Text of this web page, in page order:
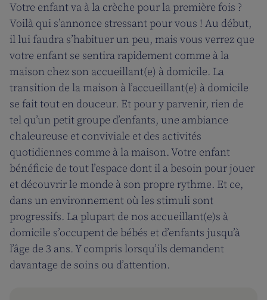
Votre enfant va à la crèche pour la première fois ?
Voilà qui s’annonce stressant pour vous ! Au début,
il lui faudra s’habituer un peu, mais vous verrez que
votre enfant se sentira rapidement comme à la
maison chez son accueillant(e) à domicile. La
transition de la maison à l’accueillant(e) à domicile
se fait tout en douceur. Et pour y parvenir, rien de
tel qu’un petit groupe d’enfants, une ambiance
chaleureuse et conviviale et des activités
quotidiennes comme à la maison. Votre enfant
bénéficie de tout l’espace dont il a besoin pour jouer
et découvrir le monde à son propre rythme. Et ce,
dans un environnement où les stimuli sont
progressifs. La plupart de nos accueillant(e)s à
domicile s’occupent de bébés et d’enfants jusqu’à
l’âge de 3 ans. Y compris lorsqu’ils demandent
davantage de soins ou d’attention.